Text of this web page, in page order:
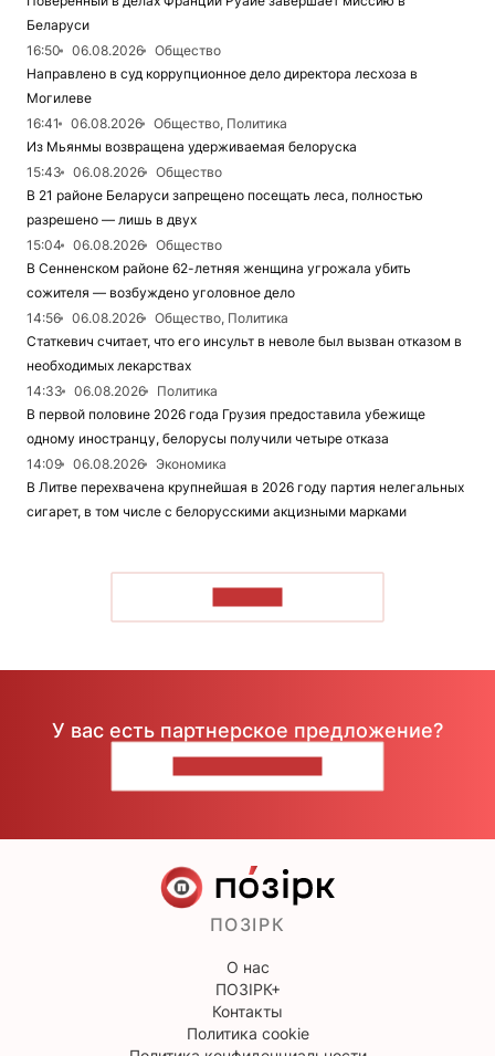
Беларуси
16:50
06.08.2026
Общество
Направлено в суд коррупционное дело директора лесхоза в
Могилеве
16:41
06.08.2026
Общество, Политика
Из Мьянмы возвращена удерживаемая белоруска
15:43
06.08.2026
Общество
В 21 районе Беларуси запрещено посещать леса, полностью
разрешено — лишь в двух
15:04
06.08.2026
Общество
В Сенненском районе 62-летняя женщина угрожала убить
сожителя — возбуждено уголовное дело
14:56
06.08.2026
Общество, Политика
Статкевич считает, что его инсульт в неволе был вызван отказом в
необходимых лекарствах
14:33
06.08.2026
Политика
В первой половине 2026 года Грузия предоставила убежище
одному иностранцу, белорусы получили четыре отказа
14:09
06.08.2026
Экономика
В Литве перехвачена крупнейшая в 2026 году партия нелегальных
сигарет, в том числе с белорусскими акцизными марками
У вас есть партнерское предложение?
ПОЗІРК
О нас
ПОЗІРК+
Контакты
Политика cookie